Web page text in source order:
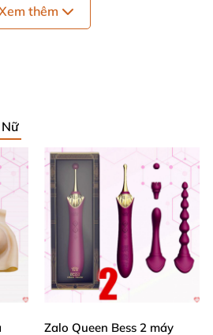
đôi khi còn gấp đôi khi nó
mịn cho cảm giác thoải mái
hay khi tiếp xúc với "cô bé
yên tâmvà phấn khích rất
thêm
Zalo Queen Bess 2 máy